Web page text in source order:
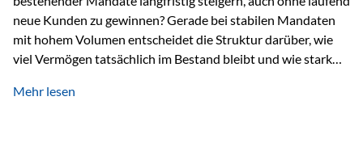
neue Kunden zu gewinnen? Gerade bei stabilen Mandaten
mit hohem Volumen entscheidet die Struktur darüber, wie
viel Vermögen tatsächlich im Bestand bleibt und wie stark
Beispiel verdeutlicht diese Wirkung besonders deutlich.
Mehr lesen